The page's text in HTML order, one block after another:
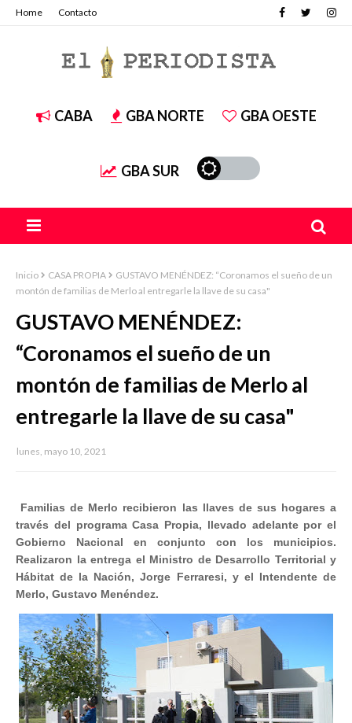
Home Contacto
CABA GBA NORTE GBA OESTE
GBA SUR
Inicio CASA PROPIA
GUSTAVO MENÉNDEZ: “Coronamos el sueño de un
montón de familias de Merlo al entregarle la llave de su casa"
GUSTAVO MENÉNDEZ:
“Coronamos el sueño de un
montón de familias de Merlo al
entregarle la llave de su casa"
lunes, mayo 10, 2021
Familias de Merlo recibieron las llaves de sus hogares a
través del programa Casa Propia, llevado adelante por el
Gobierno Nacional en conjunto con los municipios.
Realizaron la entrega el Ministro de Desarrollo Territorial y
Hábitat de la Nación, Jorge Ferraresi, y el Intendente de
Merlo, Gustavo Menéndez.